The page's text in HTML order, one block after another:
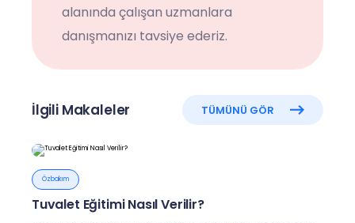
alanında çalışan uzmanlara
danışmanızı tavsiye ederiz.
İlgili Makaleler TÜMÜNÜ GÖR
Özbakım
Tuvalet Eğitimi Nasıl Verilir?